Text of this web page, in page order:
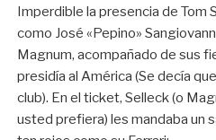
Imperdible la presencia de Tom
como José «Pepino»
Magnum, acompañado de sus
presidía al América (Se decía
club). En el ticket, Selleck (o
usted prefiera) les mandaba un